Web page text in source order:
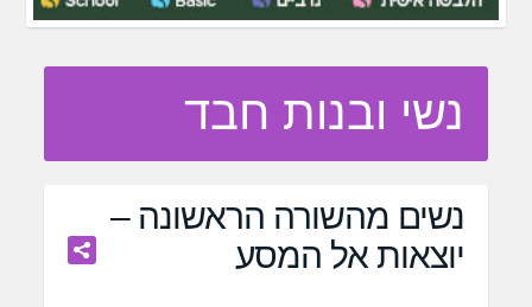
נשי ובנות חבד
נשים מהשורה הראשונה –
יוצאות אל המסע